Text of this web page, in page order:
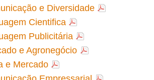
e Diversidade
Cientifica
Publicitária
e Agronegócio
e Mercado